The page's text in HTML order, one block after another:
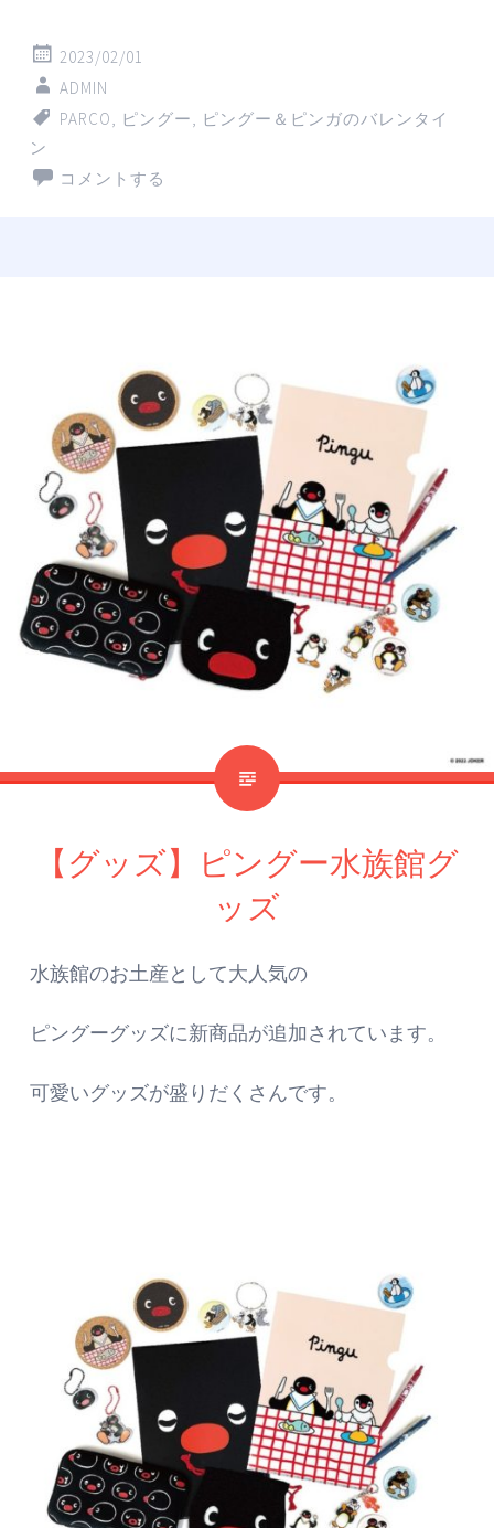
2023/02/01
ADMIN
PARCO, ピングー, ピングー＆ピンガのバレンタイ
ン
コメントする
【グッズ】ピングー水族館グ
ッズ
水族館のお土産として大人気の
ピングーグッズに新商品が追加されています。
可愛いグッズが盛りだくさんです。